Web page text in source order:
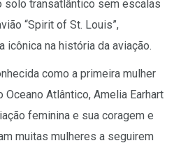
solo transatlântico sem escalas
“Spirit of St. Louis”,
icônica na história da aviação.
como a primeira mulher
Atlântico, Amelia Earhart
feminina e sua coragem e
muitas mulheres a seguirem